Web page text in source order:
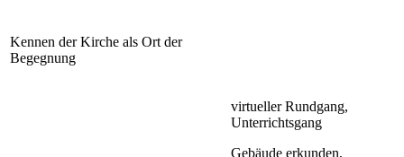
Kennen der Kirche als Ort der
Begegnung
virtueller Rundgang,
Unterrichtsgang
Gebäude erkunden,